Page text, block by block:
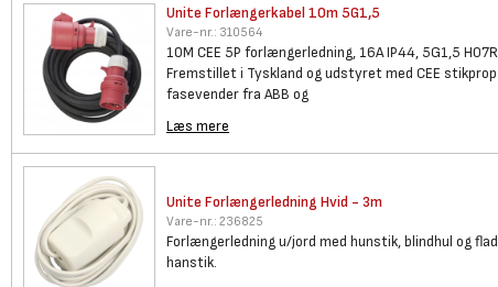
Unite Forlængerkabel 10m 5G1,5
Vare-nr.: 310564
10M CEE 5P forlængerledning, 16A IP44, 5G1,5
Fremstillet i Tyskland og udstyret med CEE
fasevender fra ABB og
Læs mere
Unite Forlængerledning Hvid - 3m
Vare-nr.: 236825
Forlængerledning u/jord med hunstik, blindhul og
hanstik.